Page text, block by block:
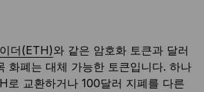
이더(ETH)와 같은 암호화 토큰과 달러
화폐는 대체 가능한 토큰입니다. 하나
로 교환하거나 100달러 지폐를 다른